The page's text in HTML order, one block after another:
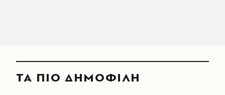
ΤΑ ΠΙΟ ΔΗΜΟΦΙΛΗ